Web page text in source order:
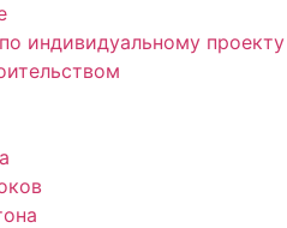
индивидуальному проекту